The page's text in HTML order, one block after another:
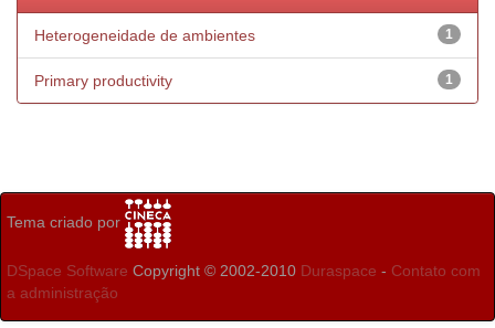
1
Heterogeneidade de ambientes
1
Primary productivity
Tema criado por
DSpace Software Copyright © 2002-2010 Duraspace - Contato com
a administração